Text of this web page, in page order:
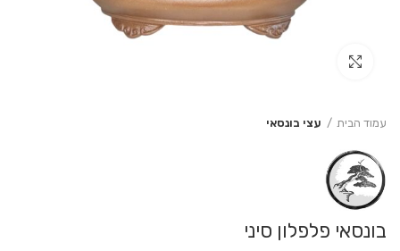
עמוד הבית עצי בונסאי
בונסאי פלפלון סיני